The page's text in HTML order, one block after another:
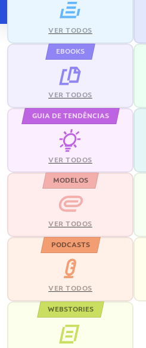
VER TODOS
EBOOKS
VER TODOS
GUIA DE TENDÊNCIAS
VER TODOS
MODELOS
VER TODOS
PODCASTS
VER TODOS
WEBSTORIES